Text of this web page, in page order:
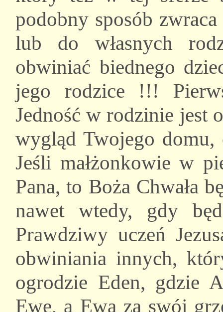
podobny sposób zwraca
lub do własnych
obwiniać biednego
jego rodzice !!!
Jedność w rodzinie jest
wygląd Twojego
Jeśli małżonkowie w
Pana, to Boża Chwała
nawet wtedy, gdy
Prawdziwy uczeń
obwiniania innych,
ogrodzie Eden, gdzie
Ewę, a Ewa za swój